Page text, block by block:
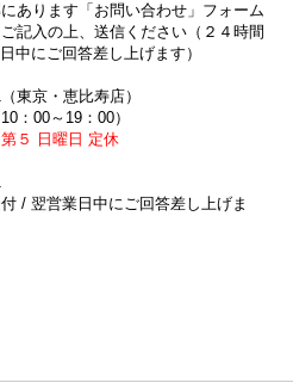
あります「お問い合わせ」フォーム
記入の上、送信ください（２４時間
中にご回答差し上げます）
東京・恵比寿店）
：00～19：00）
５ 日曜日 定休
付 / 翌営業日中にご回答差し上げま